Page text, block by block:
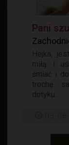
Pani
Hejka,
miłą i
śmiać i
trochę
dotyku...